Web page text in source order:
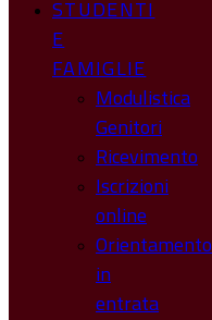
STUDENTI
E
FAMIGLIE
Modulistica
Genitori
Ricevimento
Iscrizioni
online
Orientamento
in
entrata